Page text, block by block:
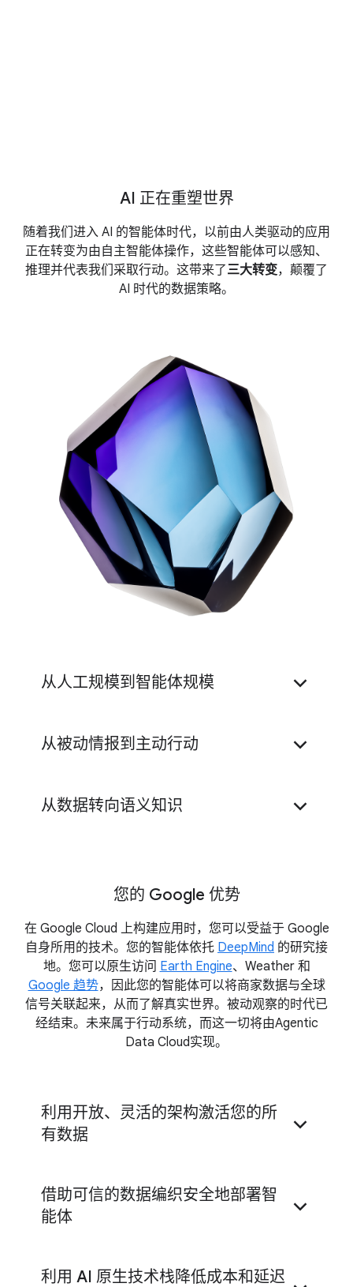
AI 正在重塑世界
随着我们进入 AI 的智能体时代，以前由人类驱动的应用
正在转变为由自主智能体操作，这些智能体可以感知、
推理并代表我们采取行动。这带来了三大转变，颠覆了
AI 时代的数据策略。
从人工规模到智能体规模
从被动情报到主动行动
从数据转向语义知识
您的 Google 优势
在 Google Cloud 上构建应用时，您可以受益于 Google
自身所用的技术。您的智能体依托 DeepMind 的研究接
地。您可以原生访问 Earth Engine、Weather 和
Google 趋势，因此您的智能体可以将商家数据与全球
信号关联起来，从而了解真实世界。被动观察的时代已
经结束。未来属于行动系统，而这一切将由Agentic
Data Cloud实现。
利用开放、灵活的架构激活您的所
有数据
借助可信的数据编织安全地部署智
能体
Knowledge Catalog
利用 AI 原生技术栈降低成本和延迟